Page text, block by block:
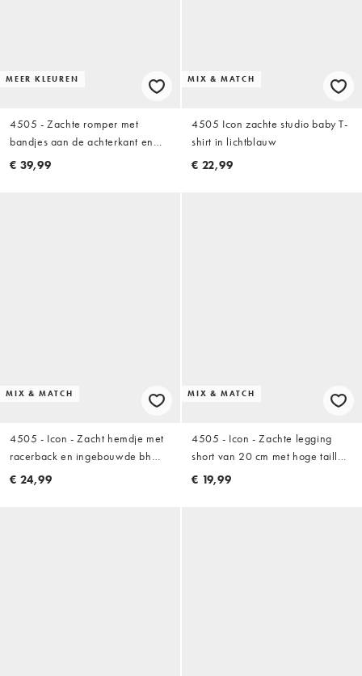
MEER KLEUREN
4505 - Zachte romper met
bandjes aan de achterkant en
ingebouwde bh in zwart
€ 39,99
MIX & MATCH
4505 Icon zachte studio baby T-
shirt in lichtblauw
€ 22,99
MIX & MATCH
4505 - Icon - Zacht hemdje met
racerback en ingebouwde bh
met uitneembare vulling in grijs
€ 24,99
MIX & MATCH
4505 - Icon - Zachte legging
short van 20 cm met hoge taille
in stormgrijs
€ 19,99